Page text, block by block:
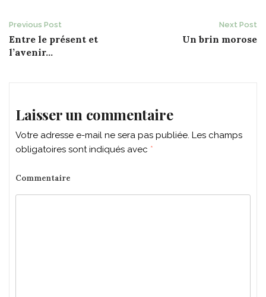
Post
navigation
Previous Post
Entre le présent et
l’avenir…
Next Post
Un brin morose
Laisser un commentaire
Votre adresse e-mail ne sera pas publiée. Les champs
obligatoires sont indiqués avec *
Commentaire